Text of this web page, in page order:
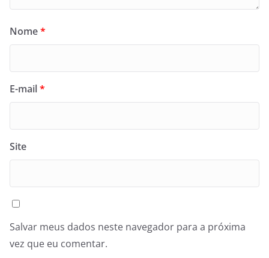
Nome*
E-mail*
Site
Salvar meus dados neste navegador para a próxima
vez que eu comentar.